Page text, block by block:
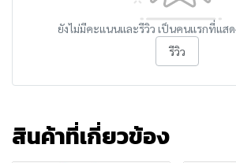
ยังไม่มีคะแนนและรีวิว เป็นคนแรกที่แส
รีวิว
สินค้าที่เกี่ยวข้อง